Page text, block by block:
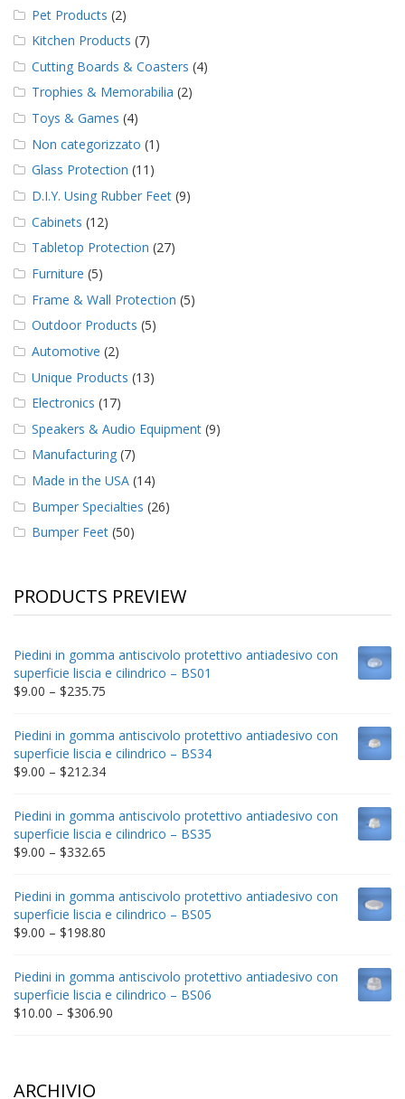
Pet Products (2)
Kitchen Products (7)
Cutting Boards & Coasters (4)
Trophies & Memorabilia (2)
Toys & Games (4)
Non categorizzato (1)
Glass Protection (11)
D.I.Y. Using Rubber Feet (9)
Cabinets (12)
Tabletop Protection (27)
Furniture (5)
Frame & Wall Protection (5)
Outdoor Products (5)
Automotive (2)
Unique Products (13)
Electronics (17)
Speakers & Audio Equipment (9)
Manufacturing (7)
Made in the USA (14)
Bumper Specialties (26)
Bumper Feet (50)
PRODUCTS PREVIEW
Piedini in gomma antiscivolo protettivo antiadesivo con
superficie liscia e cilindrico – BS01
$9.00 – $235.75
through
$235.75
Piedini in gomma antiscivolo protettivo antiadesivo con
superficie liscia e cilindrico – BS34
$9.00 – $212.34Price
through
$212.34
Piedini in gomma antiscivolo protettivo antiadesivo con
superficie liscia e cilindrico – BS35
$9.00 – $332.65
through
$332.65
Piedini in gomma antiscivolo protettivo antiadesivo con
superficie liscia e cilindrico – BS05
$9.00 – $198.80
through
$198.80
Piedini in gomma antiscivolo protettivo antiadesivo con
superficie liscia e cilindrico – BS06
$10.00 – $306.90
ARCHIVIO